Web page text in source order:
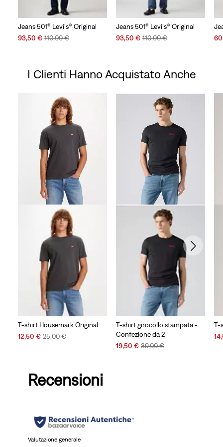
Jeans 501® Levi's® Original
Sale
93,50 €Original
110,00 €
Jeans 501® Levi's® Original
Sale
93,50 € Original
110,00 €
I Clienti Hanno Acquistato Anche
T-shirt Housemark Original
Sale
12,50 €Original
25,00 €
T-shirt girocollo stampata -
Confezione da 2
Sale
19,50 € Original
39,00 €
T-
Recensioni
Valutazione generale